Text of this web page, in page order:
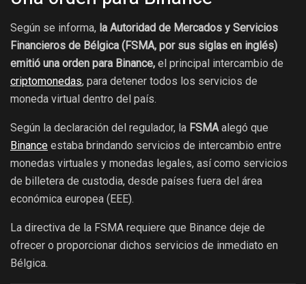
Según se informa, la Autoridad de Mercados y Servicios
Financieros de Bélgica (FSMA, por sus siglas en inglés)
emitió una orden para Binance, el principal intercambio de
criptomonedas, para detener todos los servicios de
moneda virtual dentro del país.
Según la declaración del regulador, la FSMAalegó que
Binance estaba brindando servicios de intercambio entre
monedas virtuales y monedas legales, así como servicios
de billetera de custodia, desde países fuera del área
económica europea (EEE).
La directiva de la FSMA requiere que Binance deje de
ofrecer o proporcionar dichos servicios de inmediato en
Bélgica.